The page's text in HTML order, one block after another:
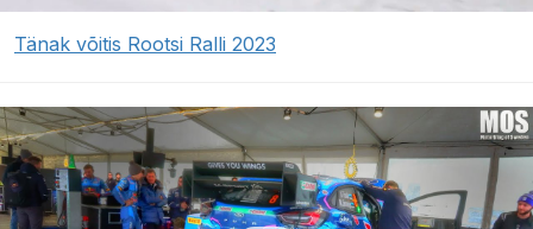
Tänak võitis Rootsi Ralli 2023